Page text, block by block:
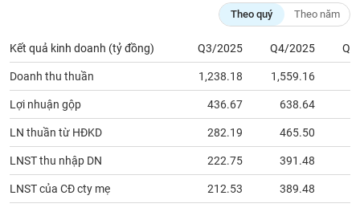
Theo quý Theo năm
Kết quả kinh doanh (tỷ đồng) Q3/2025 Q4/2025
Doanh thu thuần 1,238.18 1,559.16
Lợi nhuận gộp 436.67 638.64
LN thuần từ HĐKD 282.19 465.50
LNST thu nhập DN 222.75 391.48
LNST của CĐ cty mẹ 212.53 389.48
Báo
cáo
phân
tích
(-)
Thuật
ngữ
(-)